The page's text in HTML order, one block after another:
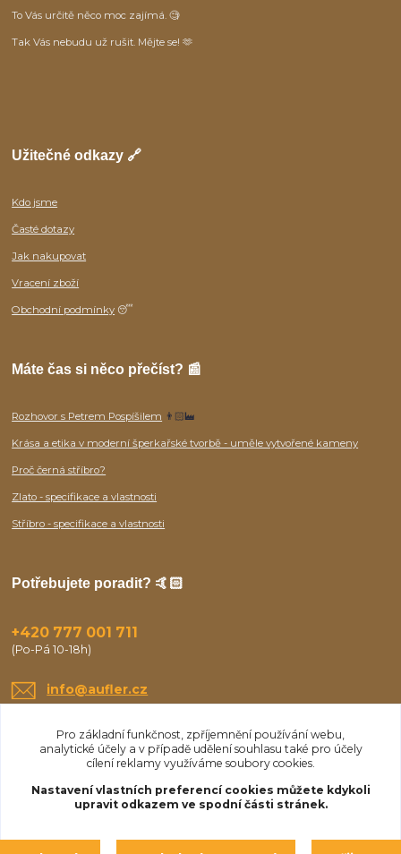
To Vás určitě něco moc zajímá. 🧐
Tak Vás nebudu už rušit. Mějte se! 🫶
Užitečné odkazy 🔗
Kdo jsme
Časté dotazy
Jak nakupovat
Vracení zboží
Obchodní podmínky 😴
Máte čas si něco přečíst? 📰
Rozhovor s Petrem Pospíšilem 👨🏻‍🏭
Krása a etika v moderní šperkařské tvorbě - uměle vytvořené kameny
Proč černá stříbro?
Zlato - specifikace a vlastnosti
Stříbro - specifikace a vlastnosti
Potřebujete poradit? 🤙🏻
+420 777 001 711
(Po-Pá 10-18h)
info@aufler.cz
Pro základní funkčnost, zpříjemnění používání webu,
analytické účely a v případě udělení souhlasu také pro účely
cílení reklamy využíváme soubory cookies.
Nastavení vlastních preferencí cookies můžete kdykoli
upravit odkazem ve spodní části stránek.